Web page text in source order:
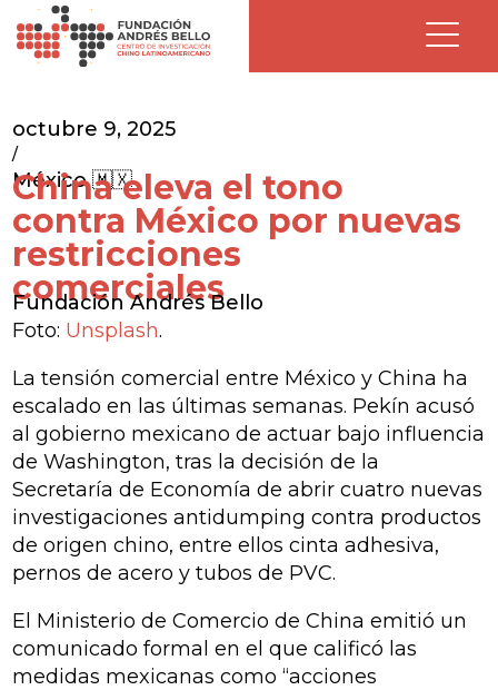
octubre 9, 2025
/
México 🇲🇽
China eleva el tono
contra México por nuevas
restricciones
comerciales
Fundación Andrés Bello
Foto: Unsplash.
La tensión comercial entre México y China ha
escalado en las últimas semanas. Pekín acusó
al gobierno mexicano de actuar bajo influencia
de Washington, tras la decisión de la
Secretaría de Economía de abrir cuatro nuevas
investigaciones antidumping contra productos
de origen chino, entre ellos cinta adhesiva,
pernos de acero y tubos de PVC.
El Ministerio de Comercio de China emitió un
comunicado formal en el que calificó las
medidas mexicanas como “acciones